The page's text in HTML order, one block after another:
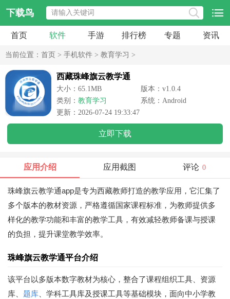
下载鸟
首页 软件 手游 排行榜 专题 资讯
当前位置： 首页 > 手机软件 > 教育学习 >
西藏珠峰旗云教学通
大小：65.1MB
版本：v1.0.4
类别： 教育学习
系统：Android
更新：2026-07-24 19:33:47
立即下载
应用介绍 应用截图 评论 0
珠峰旗云教学通app是专为西藏教师打造的教学应用，它汇集了
多个版本的教材资源，严格遵循国家课程标准，为教师提供多
样化的教学功能和丰富的教学工具，有效减轻教师备课与授课
的负担，提升课堂教学效率。
珠峰旗云教学通平台介绍
该平台以多版本数字教材为核心，整合了课程组织工具、资源
库、 题库 、学科工具库及授课工具等基础模块，面向中小学教